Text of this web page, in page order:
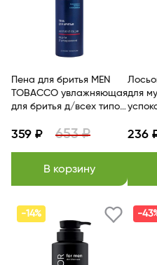
Пена для бритья MEN
TOBACCO увлажняющая
для бритья д/всех типов
359 ₽ 653 ₽
В корзину
для
236
-14% -